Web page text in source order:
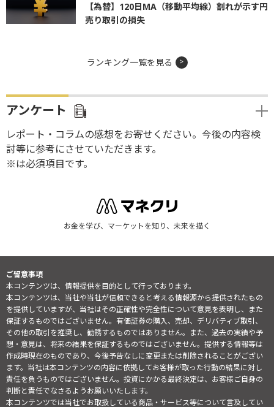
【為替】120日MA（移動平均線）割れが示す円
売り取引の損失
ランキング一覧を見る
アンケート
レポート・コラムの感想をお寄せください。今後の内容検
討等に参考にさせていただきます。
※は必須項目です。
お金を学び、マーケットを知り、未来を描く
ご留意事項
本コンテンツは、情報提供を目的として行っております。
本コンテンツは、当社や当社が信頼できると考える情報源から提供されたもの
を提供していますが、当社はその正確性や完全性について意見を表明し、また
保証するものではございません。有価証券の購入、売却、デリバティブ取引、
その他の取引を推奨し、勧誘するものではありません。また、過去の実績や予
想・意見は、将来の結果を保証するものではございません。提供する情報等は
作成時現在のものであり、今後予告なしに変更または削除されることがござい
ます。当社は本コンテンツの内容に依拠してお客様が取った行動の結果に対し
責任を負うものではございません。投資にかかる最終決定は、お客様ご自身の
判断と責任でなさるようお願いいたします。
本コンテンツでは当社でお取扱している商品・サービス等について言及してい